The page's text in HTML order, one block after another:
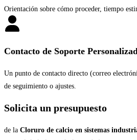
Orientación sobre cómo proceder, tiempo
Contacto de Soporte
Un punto de contacto directo (correo
de seguimiento o ajustes.
Solicita un presupuesto
de la Cloruro de calcio en sistemas